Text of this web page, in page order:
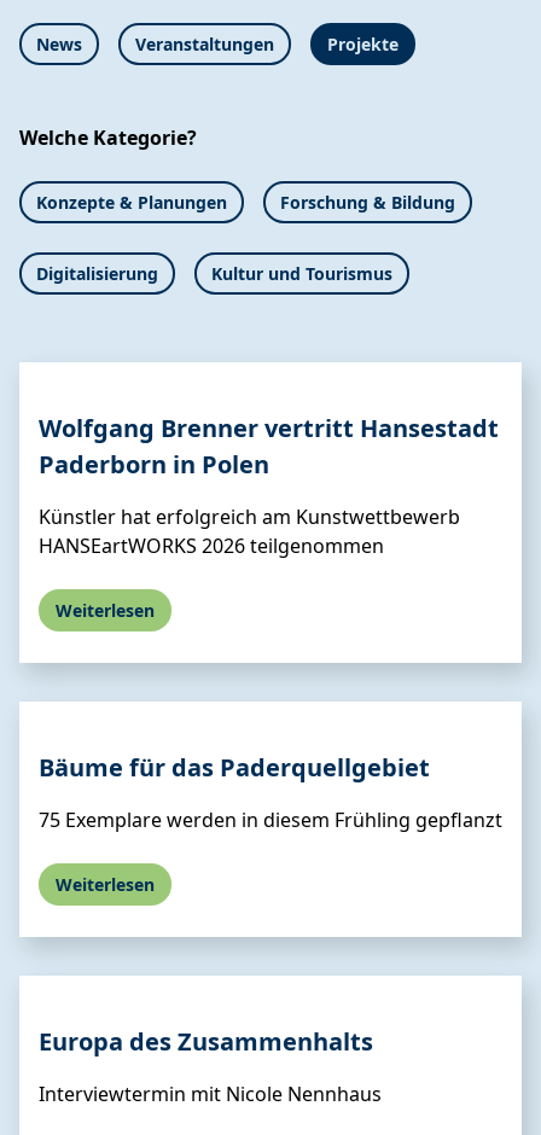
News Veranstaltungen Projekte
Welche Kategorie?
Konzepte & Planungen Forschung & Bildung
Digitalisierung Kultur und Tourismus
Wolfgang Brenner vertritt Hansestadt
Paderborn in Polen
Künstler hat erfolgreich am Kunstwettbewerb
HANSEartWORKS 2026 teilgenommen
Weiterlesen
Bäume für das Paderquellgebiet
75 Exemplare werden in diesem Frühling gepflanzt
Weiterlesen
Europa des Zusammenhalts
Interviewtermin mit Nicole Nennhaus